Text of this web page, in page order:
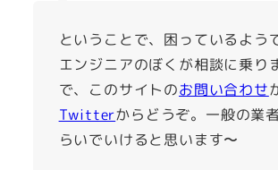
ということで、困っているよう
エンジニアのぼくが相談に乗り
で、このサイトのお問い合わせ
Twitterからどうぞ。一般の業
らいでいけると思います〜